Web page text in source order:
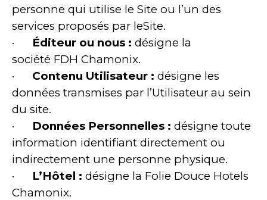
personne qui utilise le Site ou l’un des
services proposés par leSite.
· Éditeur ou nous : désigne la
société FDH Chamonix.
· Contenu Utilisateur : désigne les
données transmises par l’Utilisateur au sein
du site.
· Données Personnelles : désigne toute
information identifiant directement ou
indirectement une personne physique.
· L’Hôtel : désigne la Folie Douce Hotels
Chamonix.